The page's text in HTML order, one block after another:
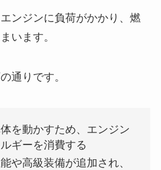
ンジンに負荷がかかり、燃
います。
通りです。
を動かすため、エンジン
ギーを消費する
や高級装備が追加され、